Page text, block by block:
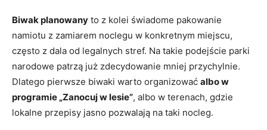
Biwak planowany to z kolei świadome pakowanie
namiotu z zamiarem noclegu w konkretnym miejscu,
często z dala od legalnych stref. Na takie podejście parki
narodowe patrzą już zdecydowanie mniej przychylnie.
Dlatego pierwsze biwaki warto organizować albo w
programie „Zanocuj w lesie”, albo w terenach, gdzie
lokalne przepisy jasno pozwalają na taki nocleg.